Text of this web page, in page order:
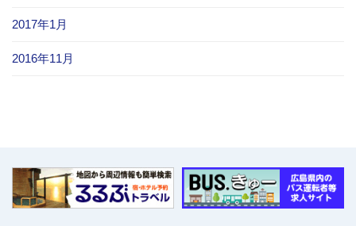
2017年1月
2016年11月